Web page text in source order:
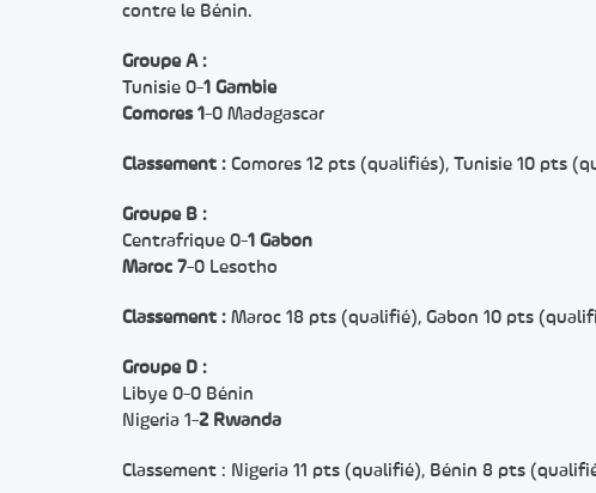
contre le Bénin.
Groupe A :
Tunisie 0-1 Gambie
Comores 1-0 Madagascar
Classement : Comores 12 pts (qualifiés), Tunisie 10 pts
Groupe B :
Centrafrique 0-1 Gabon
Maroc 7-0 Lesotho
Classement : Maroc 18 pts (qualifié), Gabon 10 pts
Groupe D :
Libye 0-0 Bénin
Nigeria 1-2 Rwanda
Classement : Nigeria 11 pts (qualifié), Bénin 8 pts